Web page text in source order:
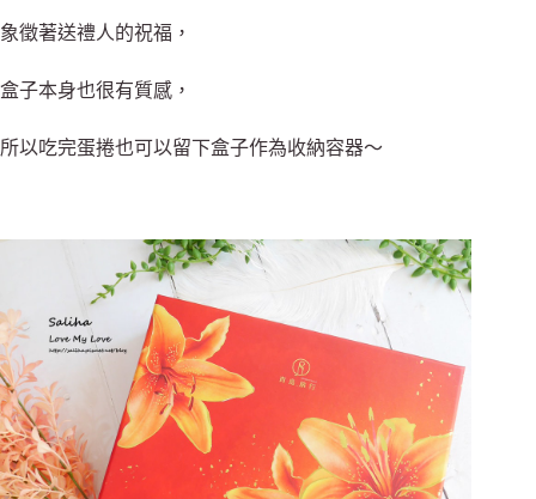
象徵著送禮人的祝福，
盒子本身也很有質感，
所以吃完蛋捲也可以留下盒子作為收納容器～